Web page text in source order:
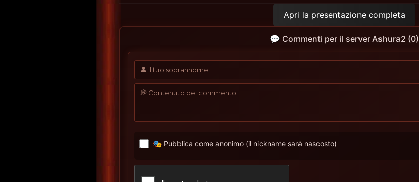
Apri la presentazione completa
💬 Commenti per il server Ashura2 (0)
🎭 Pubblica come anonimo (il nickname sarà nascosto)